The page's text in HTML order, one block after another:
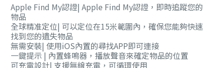
Apple Find My認證| Apple Find My認證，即時追蹤您的
物品
全球精准定位| 可以定位在15米範圍內，確保您能夠快速
找到您的遺失物品
無需安裝| 使用iOS內置的尋找APP即可連接
一鍵提示 | 內置蜂鳴器，播放聲音來確定物品的位置
可充電設計| 支援無線充電，可循環使用